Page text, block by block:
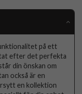
på ett
efter det perfekta
din önskan om
också är en
en kollektion